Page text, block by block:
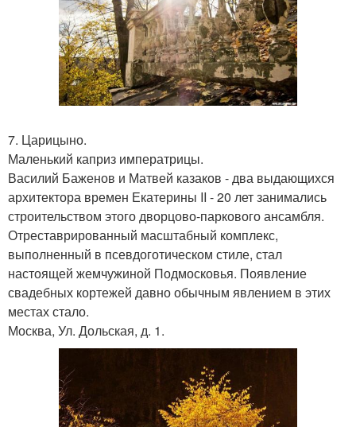
7. Царицыно.
Маленький каприз императрицы.
Василий Баженов и Матвей казаков - два выдающихся
архитектора времен Екатерины II - 20 лет занимались
строительством этого дворцово-паркового ансамбля.
Отреставрированный масштабный комплекс,
выполненный в псевдоготическом стиле, стал
настоящей жемчужиной Подмосковья. Появление
свадебных кортежей давно обычным явлением в этих
местах стало.
Москва, Ул. Дольская, д. 1.